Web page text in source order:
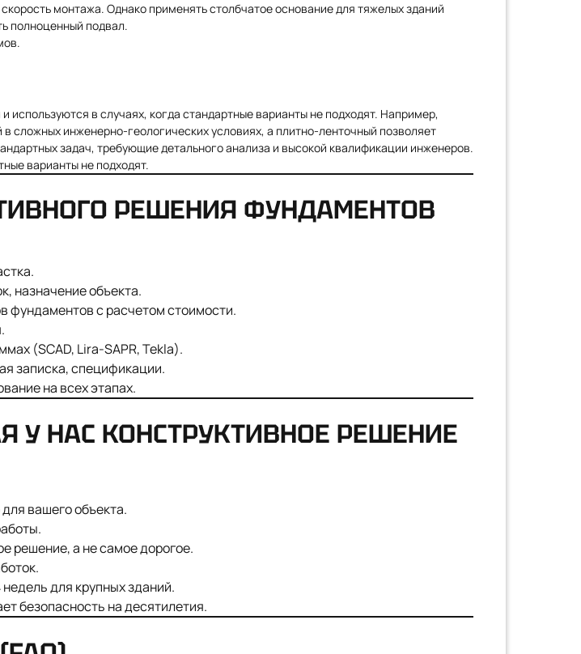
монтажа. Однако применять столбчатое основание для тяжелых зданий
полноценный подвал.
используются в случаях, когда стандартные варианты не подходят. Например,
инженерно-геологических условиях, а плитно-ленточный позволяет
задач, требующие детального анализа и высокой квалификации инженеров.
варианты не подходят.
РЕШЕНИЯ ФУНДАМЕНТОВ
назначение объекта.
фундаментов с расчетом стоимости.
(SCAD, Lira-SAPR, Tekla).
записка, спецификации.
на всех этапах.
У НАС КОНСТРУКТИВНОЕ РЕШЕНИЕ
вашего объекта.
решение, а не самое дорогое.
для крупных зданий.
безопасность на десятилетия.